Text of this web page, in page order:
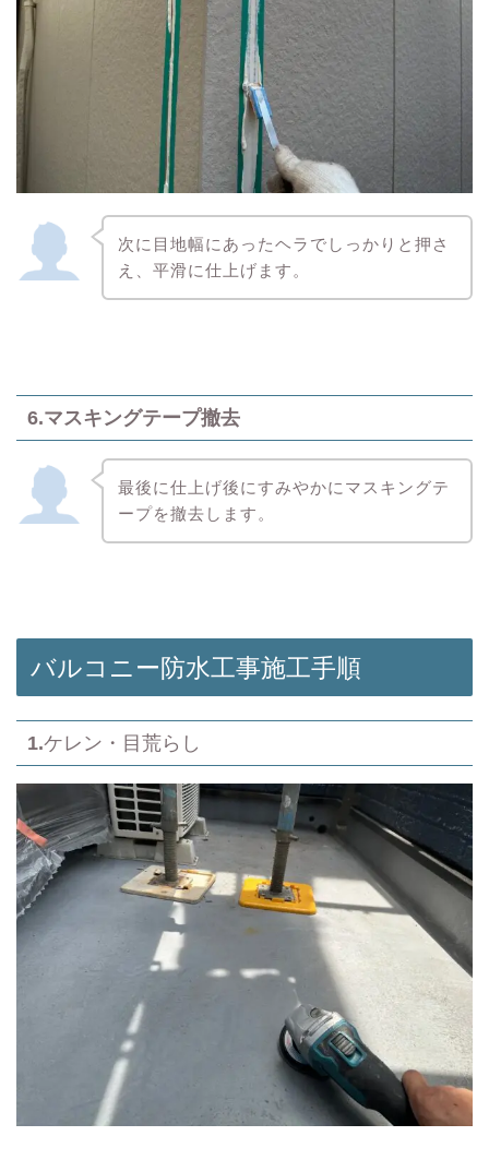
次に目地幅にあったヘラでしっかりと押さ
え、平滑に仕上げます。
6.マスキングテープ撤去
最後に仕上げ後にすみやかにマスキングテ
ープを撤去します。
バルコニー防水工事施工手順
1.ケレン・目荒らし